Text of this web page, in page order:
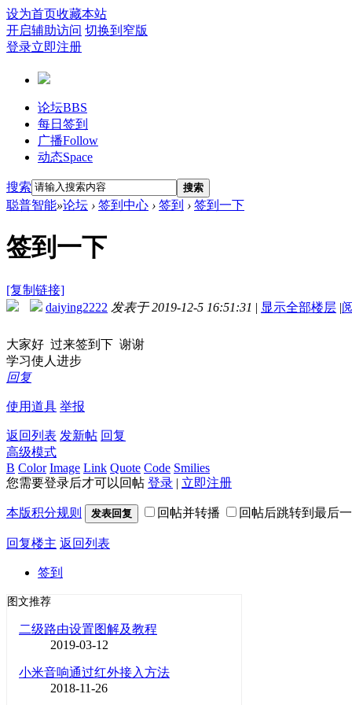
设为首页收藏本站
开启辅助访问 切换到窄版
登录立即注册
论坛BBS
每日签到
广播Follow
动态Space
搜索 搜索
聪普智能»论坛 › 签到中心 › 签到 › 签到一下
签到一下
[复制链接]
daiying2222 发表于 2019-12-5 16:51:31 | 显示全部楼层 |
大家好 过来签到下 谢谢
学习使人进步
回复
使用道具 举报
返回列表 发新帖 回复
高级模式
B Color Image Link Quote Code Smilies
您需要登录后才可以回帖 登录 | 立即注册
本版积分规则 发表回复 回帖并转播 回帖后跳转到最后
回复楼主 返回列表
签到
图文推荐
二级路由设置图解及教程
2019-03-12
小米音响通过红外接入方法
2018-11-26